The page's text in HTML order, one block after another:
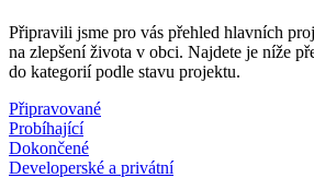
Připravili jsme pro vás přehled hlavních
na zlepšení života v obci. Najdete je níže
do kategorií podle stavu projektu.
Připravované
Probíhající
Dokončené
Developerské a privátní